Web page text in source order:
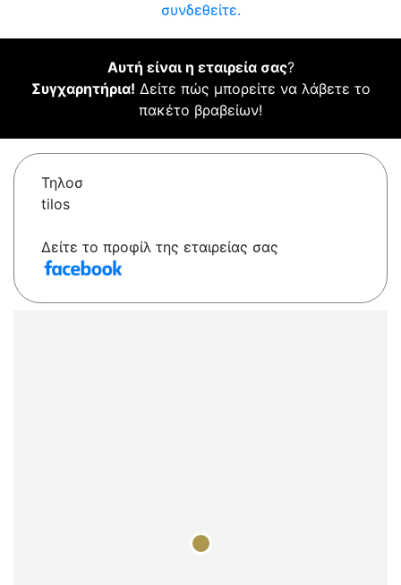
συνδεθείτε.
Αυτή είναι η εταιρεία σας?
Συγχαρητήρια! Δείτε πώς μπορείτε να λάβετε το
πακέτο βραβείων!
Τηλοσ
tilos
Δείτε το προφίλ της εταιρείας σας